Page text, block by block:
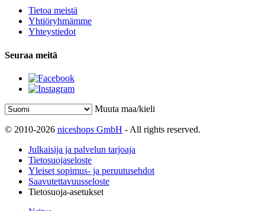
Tietoa meistä
Yhtiöryhmämme
Yhteystiedot
Seuraa meitä
Muuta maa/kieli
© 2010-2026 niceshops GmbH - All rights reserved.
Julkaisija ja palvelun tarjoaja
Tietosuojaseloste
Yleiset sopimus- ja peruutusehdot
Saavutettavuusseloste
Tietosuoja-asetukset